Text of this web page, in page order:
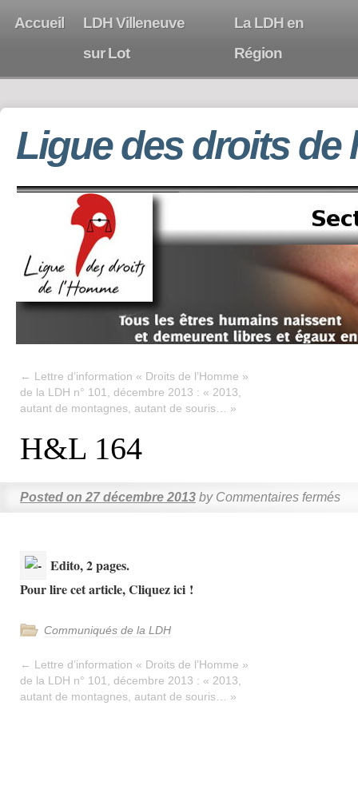
Accueil
LDH Villeneuve
sur Lot
La LDH en
Région
Ligue des droits de
← Lettre d’information « Droits de l’Homme »
de la LDH n° 101, décembre 2013 : « 2013,
autant de montagnes, autant de souris… »
H&L 164
Posted on 27 décembre 2013 by Commentaires fermés
Edito, 2 pages.
Pour lire cet article, Cliquez ici !
Communiqués de la LDH
← Lettre d’information « Droits de l’Homme »
de la LDH n° 101, décembre 2013 : « 2013,
autant de montagnes, autant de souris… »